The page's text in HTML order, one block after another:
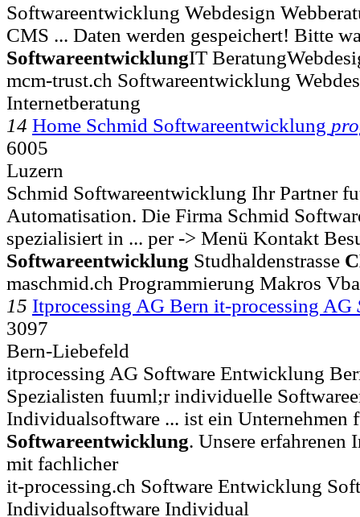
Softwareentwicklung Webdesign
CMS ... Daten werden gespeichert! Bitte
SoftwareentwicklungIT
mcm-trust.ch Softwareentwicklung
Internetberatung
14 Home Schmid Softwareentwicklung
6005
Luzern
Schmid Softwareentwicklung Ihr Partner
Automatisation. Die Firma Schmid
spezialisiert in ... per -> Menü Kontakt
Softwareentwicklung Studhaldenstrasse
maschmid.ch Programmierung Makros Vba
15 Itprocessing AG Bern it-processing AG
3097
Bern-Liebefeld
itprocessing AG Software Entwicklung
Spezialisten fuuml;r individuelle
Individualsoftware ... ist ein Unternehmen
Softwareentwicklung. Unsere erfahrenen
mit fachlicher
it-processing.ch Software Entwicklung
Individualsoftware Individual